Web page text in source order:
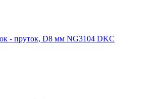
- пруток, D8 мм NG3104 DKC